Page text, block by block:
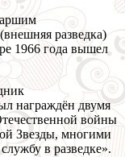
разведка)
1966 года вышел
награждён двумя
войны
Звезды, многими
в разведке».